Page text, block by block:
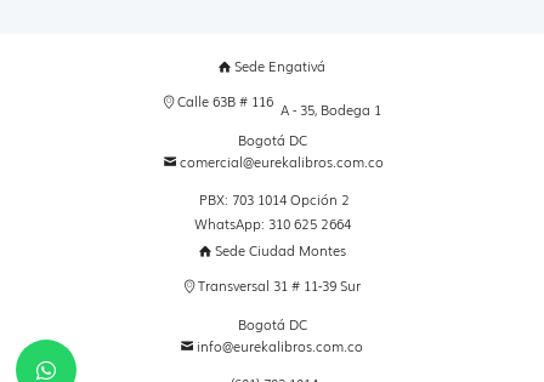
Sede Engativá
Calle 63B # 116 A - 35, Bodega 1
Bogotá DC
comercial@eurekalibros.com.co
PBX: 703 1014 Opción 2
WhatsApp: 310 625 2664
Sede Ciudad Montes
Transversal 31 # 11-39 Sur
Bogotá DC
info@eurekalibros.com.co